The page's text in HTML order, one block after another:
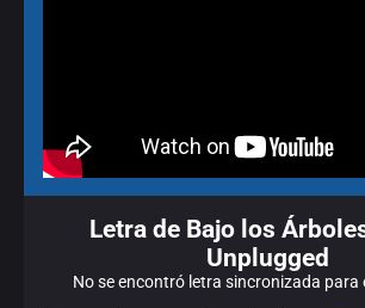
Letra de Bajo los
Unplugged
No se encontró letra sincronizada para